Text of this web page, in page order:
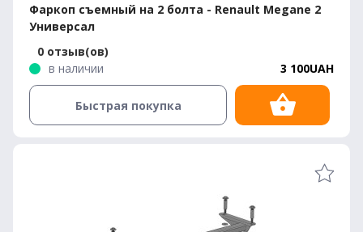
Фаркоп съемный на 2 болта - Renault Megane 2
Универсал
0 отзыв(ов)
в наличии
3 100UAH
Быстрая покупка